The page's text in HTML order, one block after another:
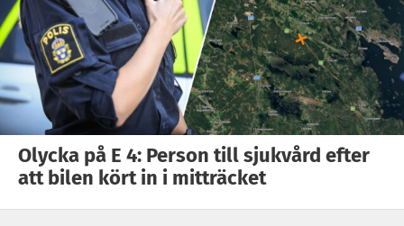
Olycka på E 4: Person till sjukvård efter
att bilen kört in i mitträcket